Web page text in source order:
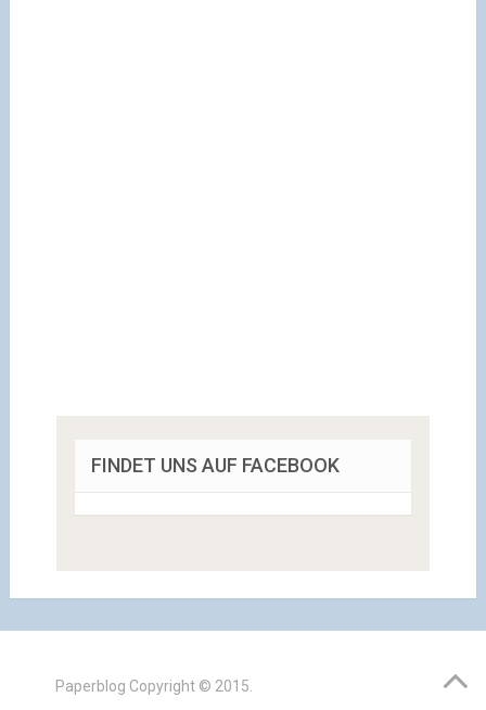
FINDET UNS AUF FACEBOOK
Paperblog Copyright © 2015.